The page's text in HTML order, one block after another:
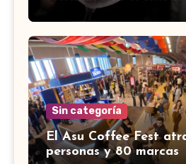
Sin categoría
El Asu Coffee Fest
personas y 80 marcas